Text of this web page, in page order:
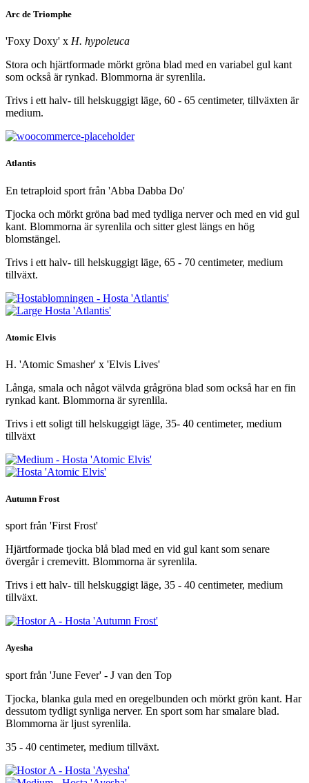
Arc de Triomphe
'Foxy Doxy' x H. hypoleuca
Stora och hjärtformade mörkt gröna blad med en variabel gul kant
som också är rynkad. Blommorna är syrenlila.
Trivs i ett halv- till helskuggigt läge, 60 - 65 centimeter, tillväxten är
medium.
Atlantis
En tetraploid sport från 'Abba Dabba Do'
Tjocka och mörkt gröna bad med tydliga nerver och med en vid gul
kant. Blommorna är syrenlila och sitter glest längs en hög
blomstängel.
Trivs i ett halv- till helskuggigt läge, 65 - 70 centimeter, medium
tillväxt.
Atomic Elvis
H. 'Atomic Smasher' x 'Elvis Lives'
Långa, smala och något välvda grågröna blad som också har en fin
rynkad kant. Blommorna är syrenlila.
Trivs i ett soligt till helskuggigt läge, 35- 40 centimeter, medium
tillväxt
Autumn Frost
sport från 'First Frost'
Hjärtformade tjocka blå blad med en vid gul kant som senare
övergår i cremevitt. Blommorna är syrenlila.
Trivs i ett halv- till helskuggigt läge, 35 - 40 centimeter, medium
tillväxt.
Ayesha
sport från 'June Fever' - J van den Top
Tjocka, blanka gula med en oregelbunden och mörkt grön kant. Har
dessutom tydligt synliga nerver. En sport som har smalare blad.
Blommorna är ljust syrenlila.
35 - 40 centimeter, medium tillväxt.